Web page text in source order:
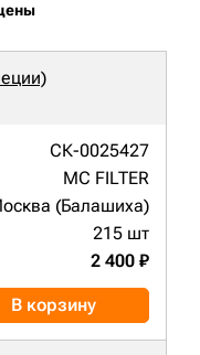
СК-0025427
MC FILTER
(Балашиха)
215 шт
2 400 ₽
В корзину